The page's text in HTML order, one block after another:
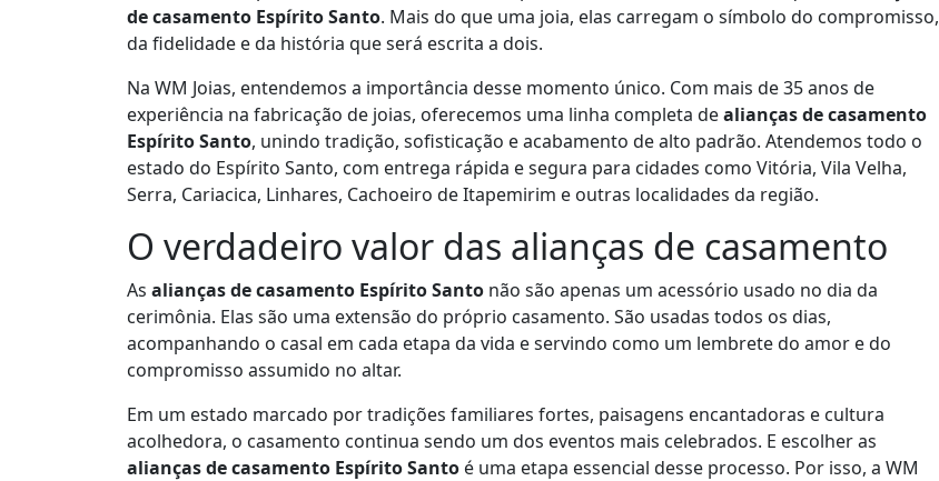
de casamento Espírito Santo. Mais do que uma joia, elas carregam o símbolo do compromisso,
da fidelidade e da história que será escrita a dois.
Na WM Joias, entendemos a importância desse momento único. Com mais de 35 anos de
experiência na fabricação de joias, oferecemos uma linha completa dealianças de casamento
Espírito Santo, unindo tradição, sofisticação e acabamento de alto padrão. Atendemos todo o
estado do Espírito Santo, com entrega rápida e segura para cidades como Vitória, Vila Velha,
Serra, Cariacica, Linhares, Cachoeiro de Itapemirim e outras localidades da região.
O verdadeiro valor das alianças de casamento
As alianças de casamento Espírito Santo não são apenas um acessório usado no dia da
cerimônia. Elas são uma extensão do próprio casamento. São usadas todos os dias,
acompanhando o casal em cada etapa da vida e servindo como um lembrete do amor e do
compromisso assumido no altar.
Em um estado marcado por tradições familiares fortes, paisagens encantadoras e cultura
acolhedora, o casamento continua sendo um dos eventos mais celebrados. E escolher as
alianças de casamento Espírito Santo é uma etapa essencial desse processo. Por isso, a WM